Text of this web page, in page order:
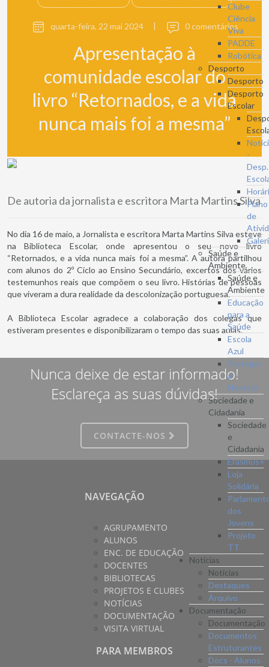
Clube
Ciência
Viva
PADDE
Robótica
Desporto
Desporto
Desporto
Escolar
-
Desp.
Plano
de
Saúde e
Ambiente
Saúde e
Ambiente
Educação
para a
Saúde
Escola
Azul
Proteger
a
Floresta
Sociedade e
Cidadania
Sociedade
e
Cidadania
Erasmus+
Loja
Solidária
dos
Jovens
Projeto
TT
Notícias
Notícias
Destaques
Arquivo
Documentação
Documentação
Documentos
Estruturantes
Docs - Alunos
quarta-feira, 22 mai 2024 | 0 comentários
Apresentação à
comunidade escolar do
livro “Retornados, e a vida
nunca mais foi a mesma”
De autoria da jornalista e escritora Marta Martins Silva
No dia 16 de maio, a Jornalista e escritora Marta Martins Silva esteve
na Biblioteca Escolar, onde apresentou o seu novo livro
“Retornados, e a vida nunca mais foi a mesma”. A autora partilhou
com alunos do 2º Ciclo ao Ensino Secundário, excertos dos vários
testemunhos reais que compõem o seu livro. Histórias de pessoas
que viveram a dura realidade da descolonização portuguesa.
A Biblioteca Escolar agradece a colaboração dos colegas que
estiveram presentes e disponibilizaram o tempo das suas aulas.
Nunca deixe de estar informado!
Esclareça as suas dúvidas!
CONTACTE-NOS
NAVEGAÇÃO
AGRUPAMENTO
ALUNOS
ENC. DE EDUCAÇÃO
DOCENTES
BIBLIOTECAS
PROJETOS E CLUBES
NOTÍCIAS
DOCUMENTAÇÃO
VISITA VIRTUAL
PARA MEMBROS